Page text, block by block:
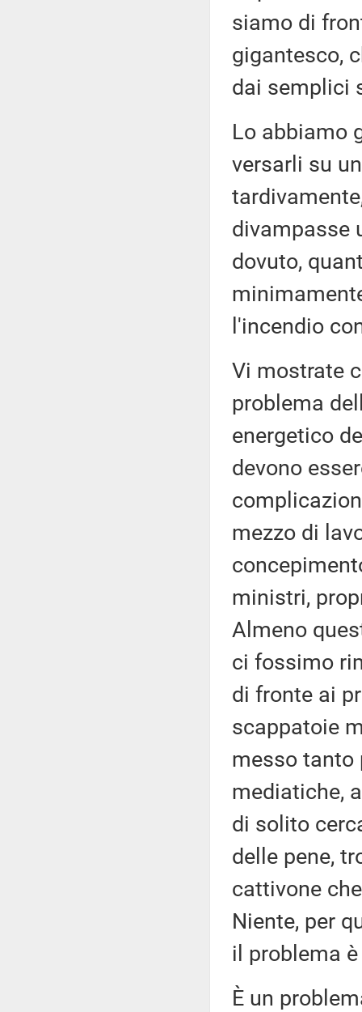
siamo di
gigantesco,
dai semplici
Lo abbiamo
versarli su
divampasse
dovuto,
l'incendio
Vi mostrate
problema
energetico
devono
mezzo di
ministri,
Almeno
ci fossimo
di fronte ai
scappatoie
messo tanto
mediatiche,
di solito
delle pene,
cattivone
Niente, per
il problema
È un